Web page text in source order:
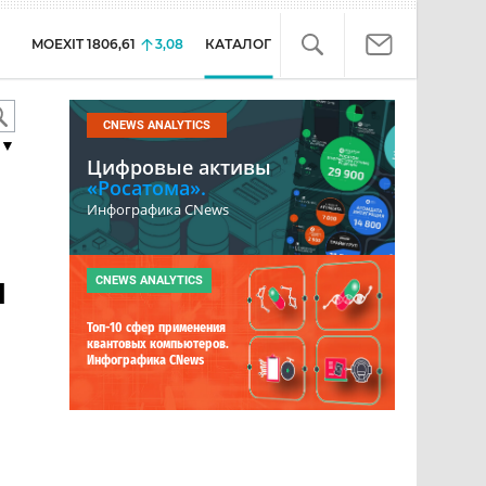
MOEXIT 1806,61 3,08 КАТАЛОГ
CNEWS ANALYTICS
Цифровые активы
«Росатома».
Инфографика CNews
CNEWS ANALYTICS
Топ-10 сфер применения
квантовых компьютеров.
Инфографика CNews